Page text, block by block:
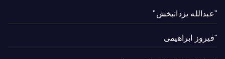
"عبدالله یزدانبخش"
"فیروز ابراهیمی